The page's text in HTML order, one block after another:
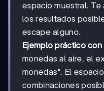
espacio muestral.
los resultados
escape alguno.
Ejemplo práctico
monedas al aire, el
monedas". El
combinaciones